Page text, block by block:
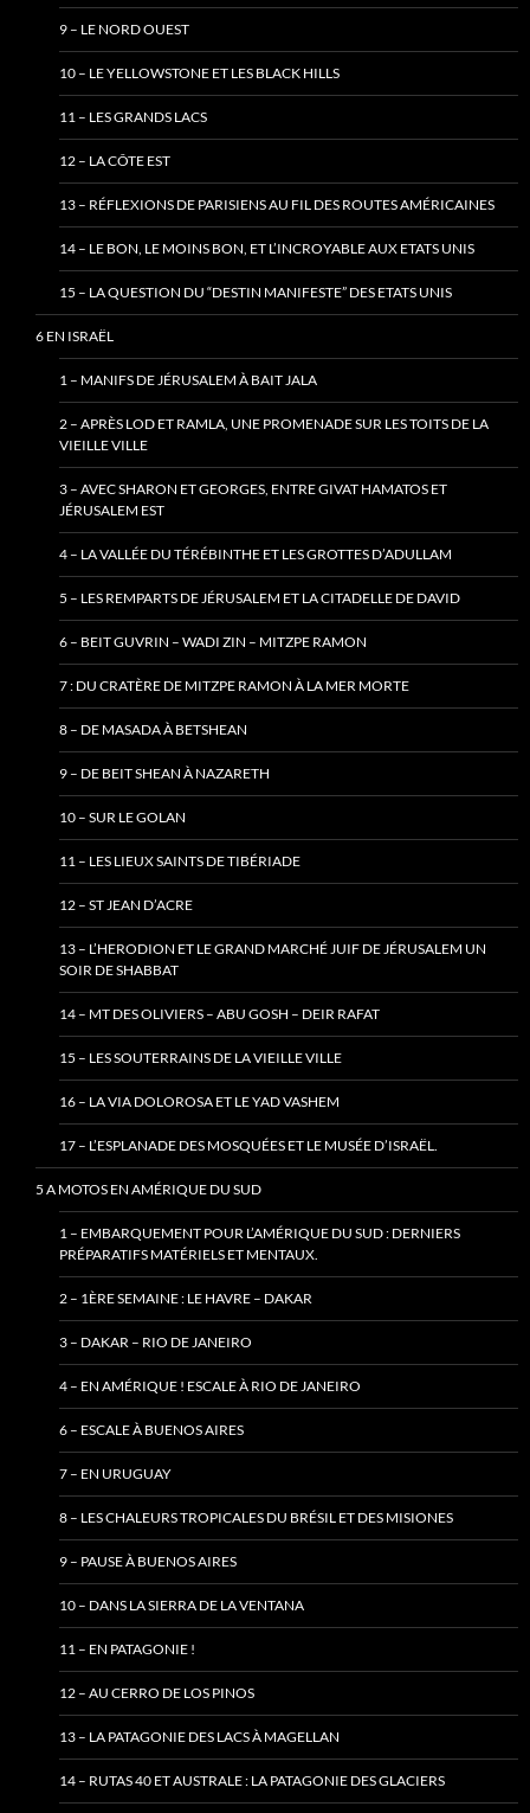
9 – LE NORD OUEST
10 – LE YELLOWSTONE ET LES BLACK HILLS
11 – LES GRANDS LACS
12 – LA CÔTE EST
13 – RÉFLEXIONS DE PARISIENS AU FIL DES ROUTES AMÉRICAINES
14 – LE BON, LE MOINS BON, ET L’INCROYABLE AUX ETATS UNIS
15 – LA QUESTION DU “DESTIN MANIFESTE” DES ETATS UNIS
6 EN ISRAËL
1 – MANIFS DE JÉRUSALEM À BAIT JALA
2 – APRÈS LOD ET RAMLA, UNE PROMENADE SUR LES TOITS DE LA
VIEILLE VILLE
3 – AVEC SHARON ET GEORGES, ENTRE GIVAT HAMATOS ET
JÉRUSALEM EST
4 – LA VALLÉE DU TÉRÉBINTHE ET LES GROTTES D’ADULLAM
5 – LES REMPARTS DE JÉRUSALEM ET LA CITADELLE DE DAVID
6 – BEIT GUVRIN – WADI ZIN – MITZPE RAMON
7 : DU CRATÈRE DE MITZPE RAMON À LA MER MORTE
8 – DE MASADA À BETSHEAN
9 – DE BEIT SHEAN À NAZARETH
10 – SUR LE GOLAN
11 – LES LIEUX SAINTS DE TIBÉRIADE
12 – ST JEAN D’ACRE
13 – L’HERODION ET LE GRAND MARCHÉ JUIF DE JÉRUSALEM UN
SOIR DE SHABBAT
14 – MT DES OLIVIERS – ABU GOSH – DEIR RAFAT
15 – LES SOUTERRAINS DE LA VIEILLE VILLE
16 – LA VIA DOLOROSA ET LE YAD VASHEM
17 – L’ESPLANADE DES MOSQUÉES ET LE MUSÉE D’ISRAËL.
5 A MOTOS EN AMÉRIQUE DU SUD
1 – EMBARQUEMENT POUR L’AMÉRIQUE DU SUD : DERNIERS
PRÉPARATIFS MATÉRIELS ET MENTAUX.
2 – 1ÈRE SEMAINE : LE HAVRE – DAKAR
3 – DAKAR – RIO DE JANEIRO
4 – EN AMÉRIQUE ! ESCALE À RIO DE JANEIRO
6 – ESCALE À BUENOS AIRES
7 – EN URUGUAY
8 – LES CHALEURS TROPICALES DU BRÉSIL ET DES MISIONES
9 – PAUSE À BUENOS AIRES
10 – DANS LA SIERRA DE LA VENTANA
11 – EN PATAGONIE !
12 – AU CERRO DE LOS PINOS
13 – LA PATAGONIE DES LACS À MAGELLAN
14 – RUTAS 40 ET AUSTRALE : LA PATAGONIE DES GLACIERS